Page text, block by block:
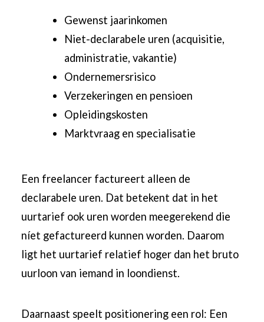
Gewenst jaarinkomen
Niet-declarabele uren (acquisitie,
administratie, vakantie)
Ondernemersrisico
Verzekeringen en pensioen
Opleidingskosten
Marktvraag en specialisatie
Een freelancer factureert alleen de
declarabele uren. Dat betekent dat in het
uurtarief ook uren worden meegerekend die
níet gefactureerd kunnen worden. Daarom
ligt het uurtarief relatief hoger dan het bruto
uurloon van iemand in loondienst.
Daarnaast speelt positionering een rol: Een